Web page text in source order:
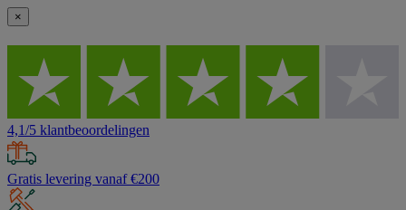
×
4,1/5 klantbeoordelingen
Gratis levering vanaf €200